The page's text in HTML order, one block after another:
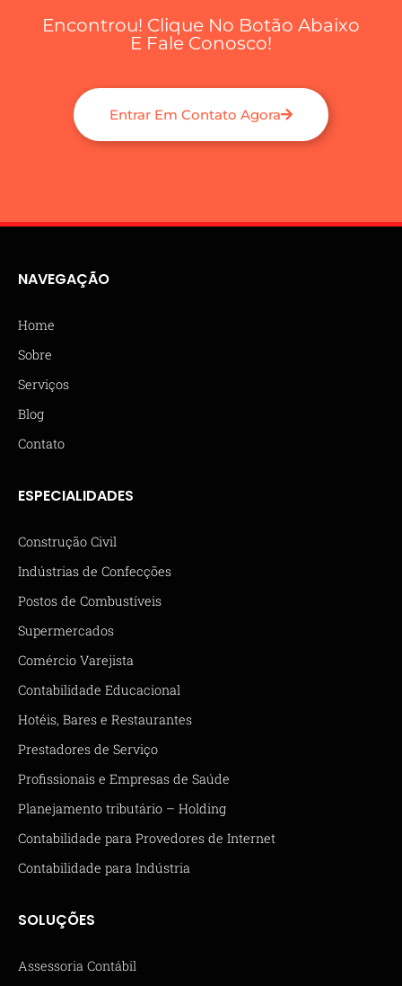
Encontrou! Clique No Botão Abaixo
E Fale Conosco!
Entrar Em Contato Agora
NAVEGAÇÃO
Home
Sobre
Serviços
Blog
Contato
ESPECIALIDADES
Construção Civil
Indústrias de Confecções
Postos de Combustíveis
Supermercados
Comércio Varejista
Contabilidade Educacional
Hotéis, Bares e Restaurantes
Prestadores de Serviço
Profissionais e Empresas de Saúde
Planejamento tributário – Holding
Contabilidade para Provedores de Internet
Contabilidade para Indústria
SOLUÇÕES
Assessoria Contábil